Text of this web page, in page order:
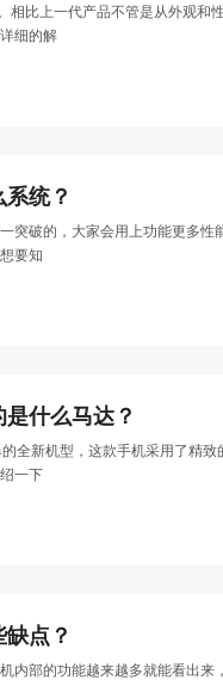
相比上一代产品不管是从外观
细的解
统？
突破的，大家会用上功能更多
要知
什么马达？
全新机型，这款手机采用了精
一下
点？
内部的功能越来越多就能看出